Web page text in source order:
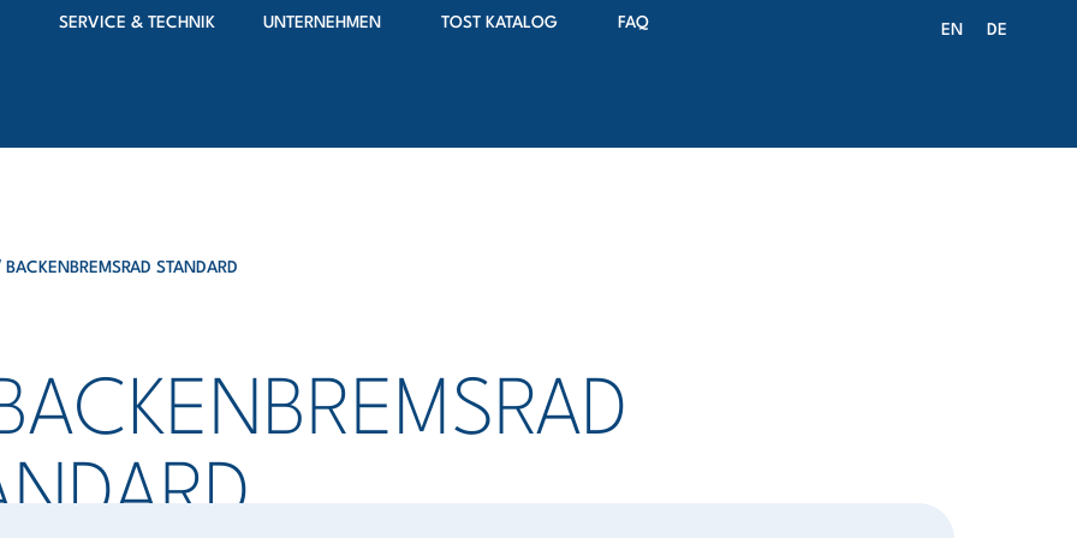
SERVICE & TECHNIK UNTERNEHMEN TOST KATALOG FAQ EN DE
STANDARD